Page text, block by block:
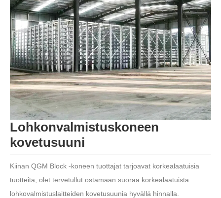
Lohkonvalmistuskoneen
kovetusuuni
Kiinan QGM Block -koneen tuottajat tarjoavat korkealaatuisia
tuotteita, olet tervetullut ostamaan suoraa korkealaatuista
lohkovalmistuslaitteiden kovetusuunia hyvällä hinnalla.